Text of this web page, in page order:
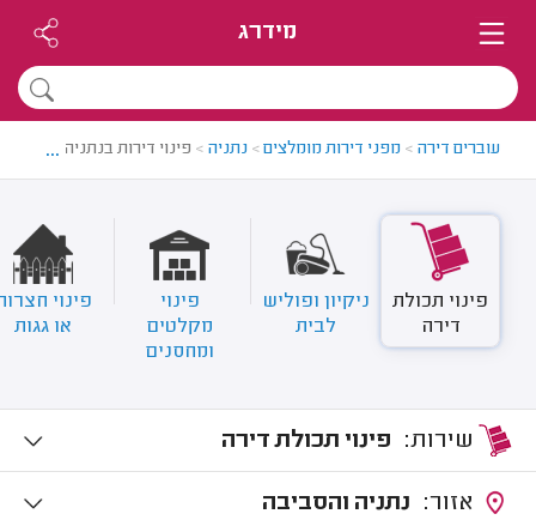
מידרג
עוברים דירה > מפני דירות מומלצים> נתניה > פינוי דירות בנתניה ...
פינוי תכולת
דירה
ניקיון ופוליש
לבית
פינוי
מקלטים
ומחסנים
פינוי
או גגות
פינוי תכולת דירה
נתניה והסביבה